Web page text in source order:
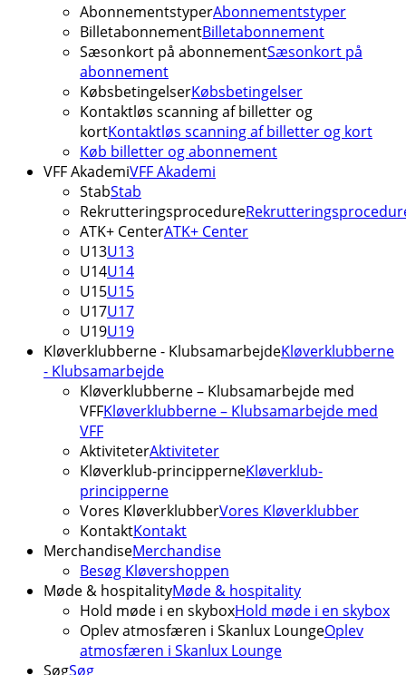
AbonnementstyperAbonnementstyper
BilletabonnementBilletabonnement
Sæsonkort på abonnementSæsonkort på
abonnement
KøbsbetingelserKøbsbetingelser
Kontaktløs scanning af billetter og
kortKontaktløs scanning af billetter og kort
Køb billetter og abonnement
VFF AkademiVFF Akademi
StabStab
Rekrutteringsprocedure
ATK+ CenterATK+ Center
U13U13
U14U14
U15U15
U17U17
U19U19
Kløverklubberne - KlubsamarbejdeKløverklubberne
- Klubsamarbejde
Kløverklubberne – Klubsamarbejde med
VFFKløverklubberne – Klubsamarbejde med
VFF
AktiviteterAktiviteter
Kløverklub-principperneKløverklub-
principperne
Vores KløverklubberVores Kløverklubber
KontaktKontakt
MerchandiseMerchandise
Besøg Kløvershoppen
Møde & hospitalityMøde & hospitality
Hold møde i en skyboxHold møde i en skybox
Oplev atmosfæren i Skanlux LoungeOplev
atmosfæren i Skanlux Lounge
SøgSøg